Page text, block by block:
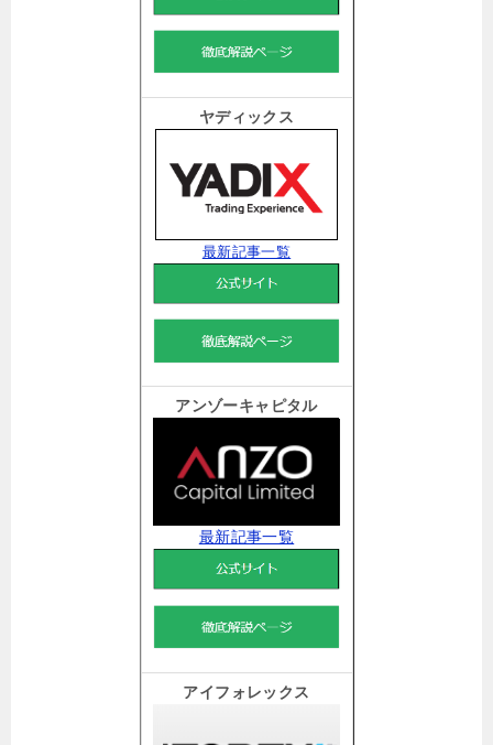
ヤディックス
最新記事一覧
アンゾーキャピタル
最新記事一覧
アイフォレックス